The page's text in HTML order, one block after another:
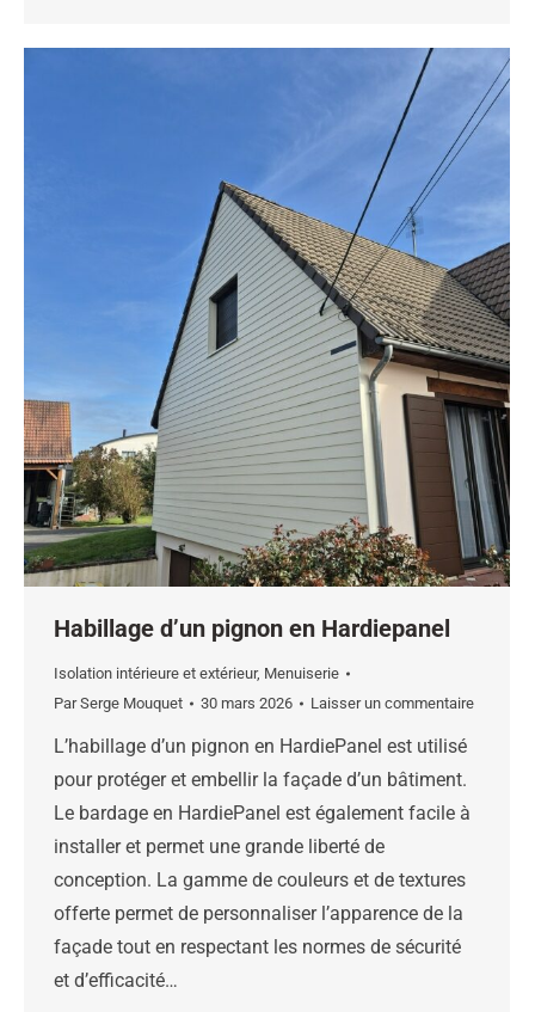
Habillage d’un pignon en Hardiepanel
Isolation intérieure et extérieur, Menuiserie
ParSerge Mouquet 30 mars 2026 Laisser un commentaire
L’habillage d’un pignon en HardiePanel est utilisé
pour protéger et embellir la façade d’un bâtiment.
Le bardage en HardiePanel est également facile à
installer et permet une grande liberté de
conception. La gamme de couleurs et de textures
offerte permet de personnaliser l’apparence de la
façade tout en respectant les normes de sécurité
et d’efficacité…